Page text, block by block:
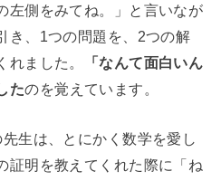
左側をみてね。」と言いなが
き、1つの問題を、2つの解
れました。
「なんて面白いん
たのを覚えています。
生は、とにかく数学を愛し
証明を教えてくれた際に「ね